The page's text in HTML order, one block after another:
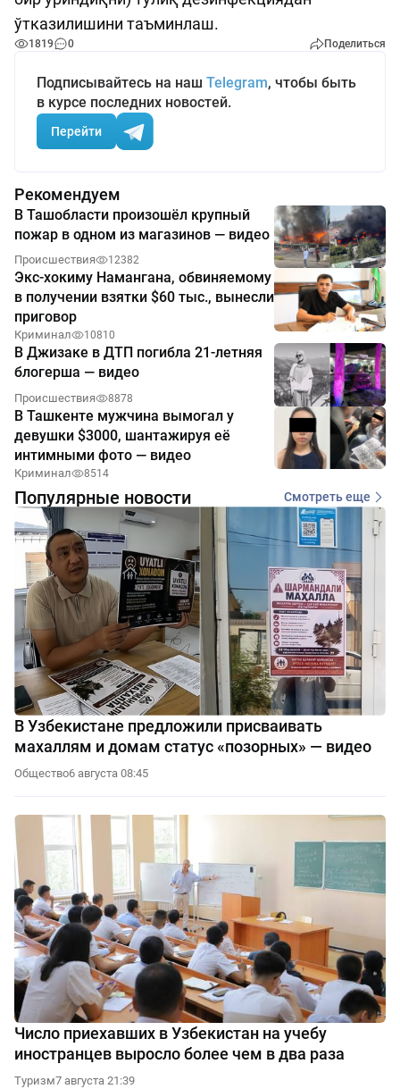
ўтказилишини таъминлаш.
1819 0 Поделиться
Подписывайтесь на наш Telegram, чтобы быть
в курсе последних новостей.
Перейти
Рекомендуем
В Ташобласти произошёл крупный
пожар в одном из магазинов — видео
Происшествия 12382
Экс-хокиму Намангана, обвиняемому
в получении взятки $60 тыс., вынесли
приговор
Криминал 10810
В Джизаке в ДТП погибла 21-летняя
блогерша — видео
Происшествия 8878
В Ташкенте мужчина вымогал у
девушки $3000, шантажируя её
интимными фото — видео
Криминал 8514
Популярные новости Смотреть еще
В Узбекистане предложили присваивать
махаллям и домам статус «позорных» — видео
Общество6 августа 08:45
Число приехавших в Узбекистан на учебу
иностранцев выросло более чем в два раза
Туризм7 августа 21:39